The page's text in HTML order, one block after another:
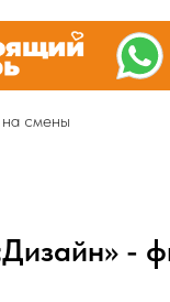
смены
-